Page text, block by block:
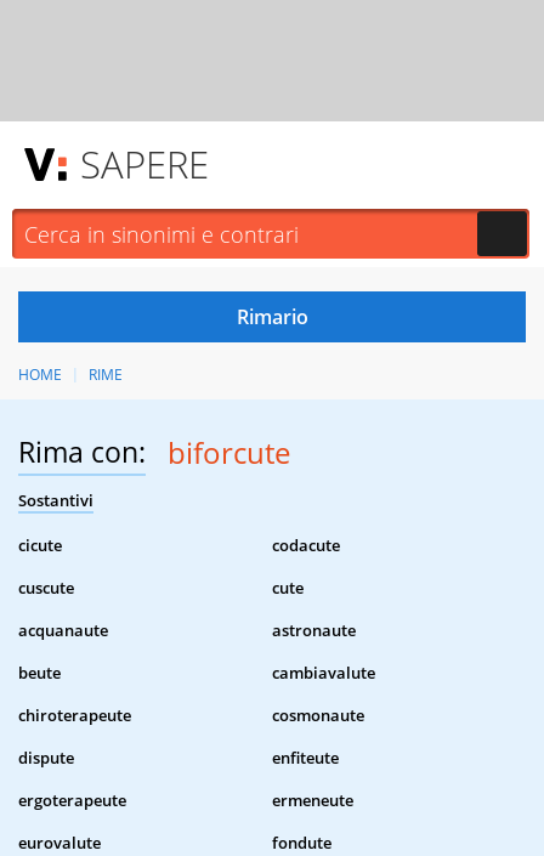
SAPERE
HOME RIME
Rima con: biforcute
Sostantivi
cicute
codacute
cuscute
cute
acquanaute
astronaute
beute
cambiavalute
chiroterapeute
cosmonaute
dispute
enfiteute
ergoterapeute
ermeneute
eurovalute
fondute